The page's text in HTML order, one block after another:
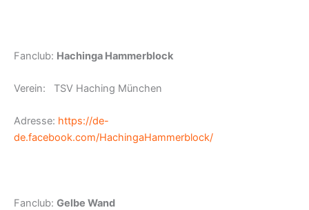
Fanclub: Hachinga Hammerblock
Verein: TSV Haching München
Adresse: https://de-
de.facebook.com/HachingaHammerblock/
Fanclub: Gelbe Wand